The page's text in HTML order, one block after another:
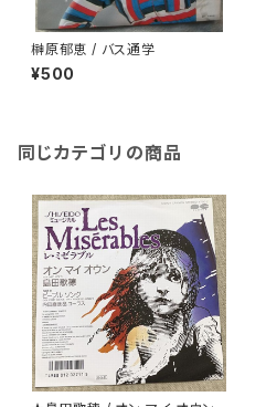
榊原郁恵 / バス通学
¥500
同じカテゴリの商品